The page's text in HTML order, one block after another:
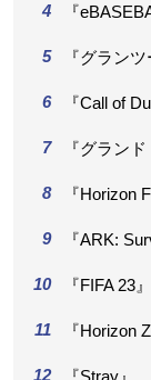
『
『グラン
『Call of
『グラン
『Horizon
『ARK:
『FIFA 23』
『Horizon
『Stray』